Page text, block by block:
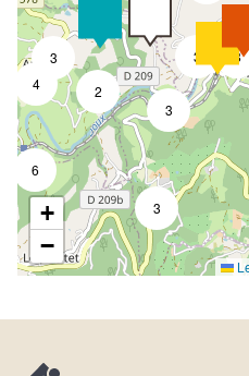
3
2
3
4
6
3
3
8
+
−